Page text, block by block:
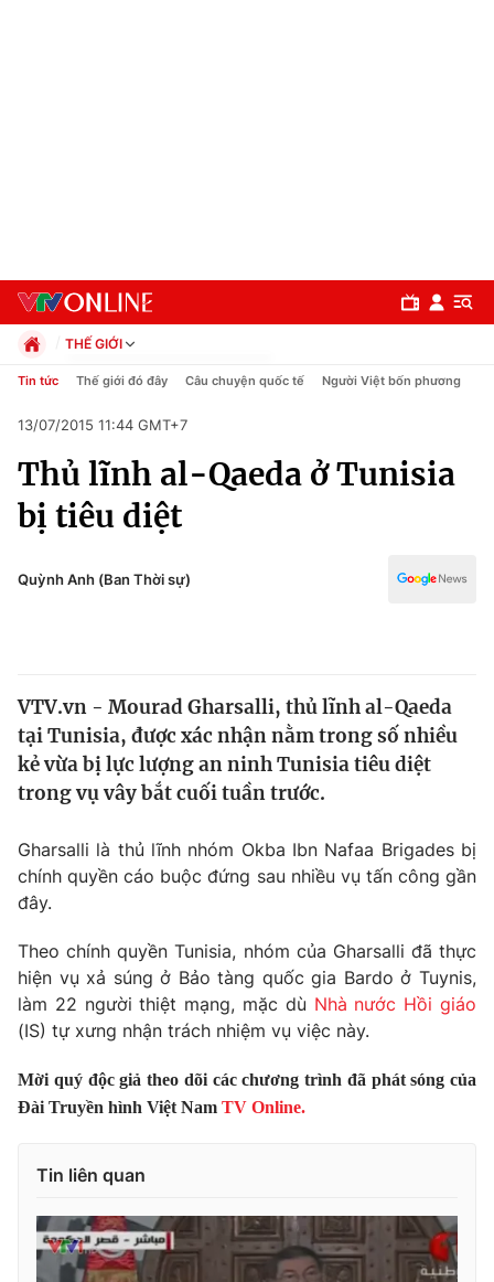
Chuyên mục
Chính trị
Thế giới
Tin tức
Thế giới đó đây
Câu chuyện quốc tế
Tài chính
Thị trường
Góc doanh nghiệp
Dữ liệu và đời sống
Truyền hình
Phim VTV
Hậu trường
Nhân vật
Giải sao mai
Giải trí
Âm nhạc
Đời sống
Làm đẹp
Chất lượng cuộc sống
Tuyển sinh
Học trực tuyến
Hitech Công nghệ tương lai
Giao lưu trực tuyến
THẾ GIỚI
Chính trị
Pháp luật
Kinh tế
Thể thao
Truyền hình
Y tế
Tin tức Thế giới đó đây Câu chuyện quốc tế Người Việt bốn phương
13/07/2015 11:44 GMT+7
Thủ lĩnh al-Qaeda ở Tunisia
bị tiêu diệt
Quỳnh Anh (Ban Thời sự)
VTV.vn - Mourad Gharsalli, thủ lĩnh al-Qaeda
tại Tunisia, được xác nhận nằm trong số nhiều
kẻ vừa bị lực lượng an ninh Tunisia tiêu diệt
trong vụ vây bắt cuối tuần trước.
Gharsalli là thủ lĩnh nhóm Okba Ibn Nafaa Brigades bị
chính quyền cáo buộc đứng sau nhiều vụ tấn công gần
đây.
Theo chính quyền Tunisia, nhóm của Gharsalli đã thực
hiện vụ xả súng ở Bảo tàng quốc gia Bardo ở Tuynis,
làm 22 người thiệt mạng, mặc dù Nhà nước Hồi giáo
(IS) tự xưng nhận trách nhiệm vụ việc này.
Mời quý độc giả theo dõi các chương trình đã phát sóng của
Đài Truyền hình Việt Nam TV Online.
Tin liên quan